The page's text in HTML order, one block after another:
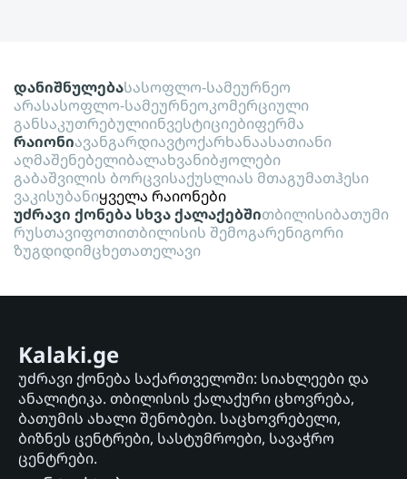
დანიშნულებასასოფლო-სამეურნეო
არასასოფლო-სამეურნეოკომერციული
განსაკუთრებულიინვესტიციებიფერმა
რაიონიავანგარდიავტოქარხანაასათიანი
აღმაშენებელიბალახვანიბჟოლები
გაბაშვილის ბორცვისაქუსლიას მთაგუმათჰესი
ვაკისუბანიყველა რაიონები
უძრავი ქონება სხვა ქალაქებშითბილისიბათუმი
რუსთავიფოთითბილისის შემოგარენიგორი
ზუგდიდიმცხეთათელავი
Kalaki.ge
უძრავი ქონება საქართველოში: სიახლეები და
ანალიტიკა. თბილისის ქალაქური ცხოვრება,
ბათუმის ახალი შენობები. საცხოვრებელი,
ბიზნეს ცენტრები, სასტუმროები, სავაჭრო
ცენტრები.